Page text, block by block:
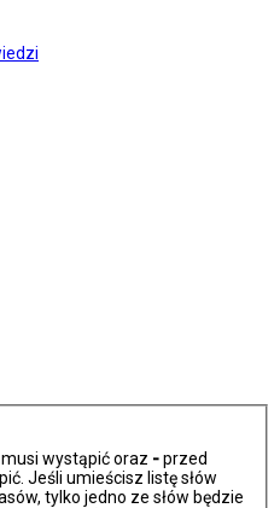
wystąpić oraz -przed
Jeśli umieścisz listę słów
tylko jedno ze słów będzie